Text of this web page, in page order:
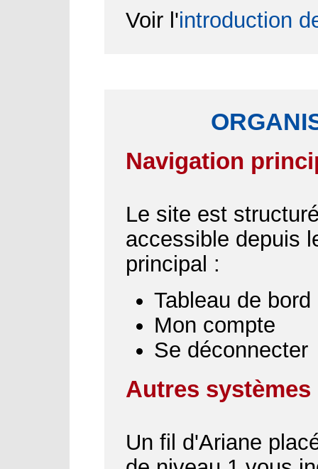
Voir l'introduction
Navigation
Le site est
accessible depuis
principal :
Tableau de bord
Mon compte
Se déconnecter
Autres
Un fil d'Ariane